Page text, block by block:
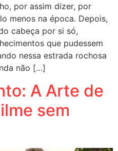
por assim dizer, por
menos na época. Depois,
cabeça por si só,
que pudessem
nessa estrada rochosa
não […]
A Arte de
sem